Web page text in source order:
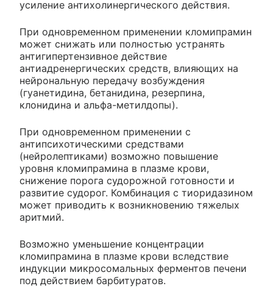
усиление антихолинергического действия.
При одновременном применении кломипрамин
может снижать или полностью устранять
антигипертензивное действие
антиадренергических средств, влияющих на
нейрональную передачу возбуждения
(гуанетидина, бетанидина, резерпина,
клонидина и альфа-метилдопы).
При одновременном применении с
антипсихотическими средствами
(нейролептиками) возможно повышение
уровня кломипрамина в плазме крови,
снижение порога судорожной готовности и
развитие судорог. Комбинация с тиоридазином
может приводить к возникновению тяжелых
аритмий.
Возможно уменьшение концентрации
кломипрамина в плазме крови вследствие
индукции микросомальных ферментов печени
под действием барбитуратов.